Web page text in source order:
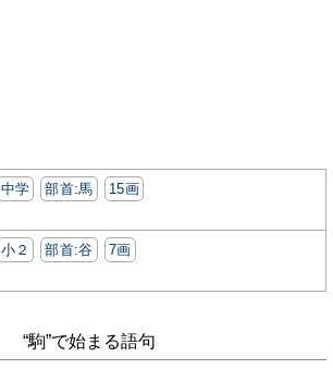
中学 部首:⾺ 15画
小２ 部首:⾕ 7画
“駒”で始まる語句